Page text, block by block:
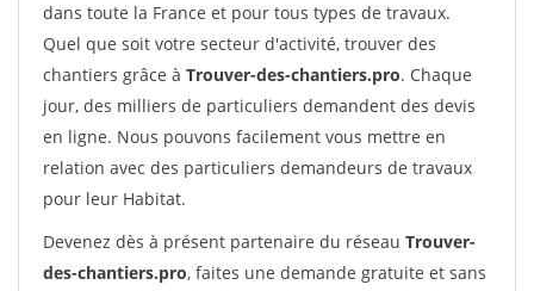
dans toute la France et pour tous types de travaux.
Quel que soit votre secteur d'activité, trouver des
chantiers grâce à Trouver-des-chantiers.pro. Chaque
jour, des milliers de particuliers demandent des devis
en ligne. Nous pouvons facilement vous mettre en
relation avec des particuliers demandeurs de travaux
pour leur Habitat.
Devenez dès à présent partenaire du réseau Trouver-
des-chantiers.pro, faites une demande gratuite et sans